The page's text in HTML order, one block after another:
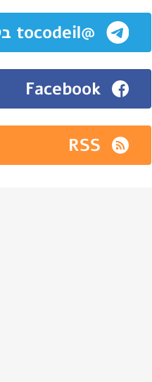
@tocodeil בטלגרם
Facebook
RSS